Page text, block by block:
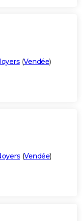
(Vendée)
(Vendée)